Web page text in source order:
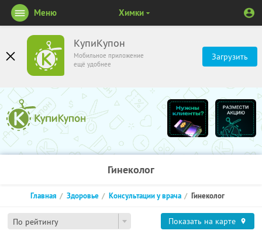
КупиКупон
Мобильное приложение
ещё удобнее
Загрузить
Меню Химки
Гинеколог
По рейтингу
Главная Здоровье Консультации у врача Гинеколог
Показать на карте